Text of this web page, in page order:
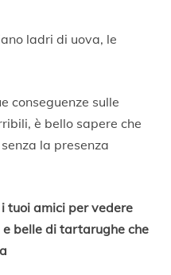
ladri di uova, le
conseguenze sulle
è bello sapere che
la presenza
tuoi amici per vedere
belle di tartarughe che